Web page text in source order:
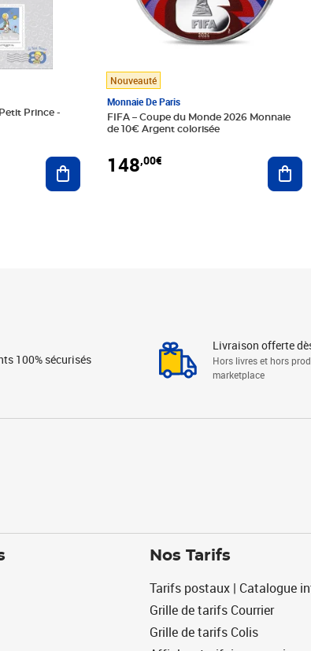
Prince -
Ajouter au panier
Nouveauté
Monnaie De Paris
FIFA – Coupe du Monde 2026 Monnaie
de 10€ Argent colorisée
148,00€
100% sécurisés
Livraison offerte
Hors livres et hors
marketplace
Nos Tarifs
Tarifs postaux | Catalogue
Grille de tarifs Courrier
Grille de tarifs Colis